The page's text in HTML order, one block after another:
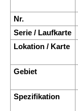
Nr.
Serie / Laufkarte
Lokation / Karte
Gebiet
Spezifikation